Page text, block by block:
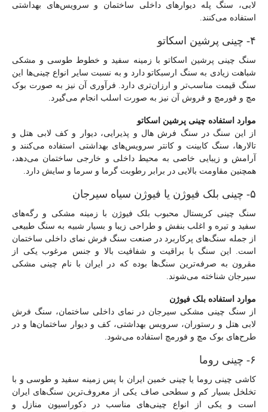
لابی، سنگ پله دیوارهای داخلی ساختمان و سرویس‌های بهداشتی
استفاده می‌کنند.
۴- چینی پرشین اسکاتو
سنگ چینی پرشین اسکاتو با زمینه سفید و خطوط طوسی و مشکی
شباهت زیادی به سنگ ارسبکاتو دارد و به نسبت سایر انواع چینی‌ها این
سنگ قیمت مناسب‌تر و ارزان‌تری دارد. فرآوری آن نیز به صورت بوک
مچ و فورمچ و فروش آن نیز به صورت اسلب انجام می‌گیرد.
موارد استفاده چینی پرشین اسکاتو
از این سنگ در سنگ فرش هال و پذیرایی، دیوار و کف لابی هتل و
تالارها، سنگ کابینت و کانتر سرویس‌های بهداشتی استفاده می‌کنند و
آرامش و زیبایی خاصی به محیط داخلی و خارجی ساختمان می‌دهد،
همچنین مقاومت بالایی در برابر رطوبت گرما و سرما و سایش دارد.
۵- چینی بلک فیوژن یا فیوژن سیاه سیرجان
سنگ چینی کریستال محبوب بلک فیوژن با زمینه مشکی و رگه‌های
سفید و تیره و اغلب بنفش و طراحی زیبا و بسیار شبیه به سنگ طبیعی
از جمله سنگ‌های پرکاربرد در صنعت سنگ فرش نمای داخلی ساختمان
است. این سنگ با براقیت و شفافیت بالا و جنس مرغوب یکی از
مقرون به صرفه‌ترین سنگ‌ها بوده که در ایران با نام چینی مشکی
سیرجان شناخته می‌شوند.
موارد استفاده بلک فیوژن
از سنگ چینی مشکی سیرجان در نمای داخلی ساختمان، سنگ فرش
لابی هتل و رستوران، سرویس بهداشتی، کف و دیوار ساختمان‌ها و در
طرح‌های بوک مچ و فورمچ استفاده می‌شود.
۶- چینی روما
کاشی چینی روما یا چینی خمین ایران با پس زمینه سفید و طوسی و با
تخلخل بسیار کم و سطحی صاف یکی از معروف‌ترین سنگ‌های ایران
است و یکی از انواع چینی‌های مناسب در دکوراسیون منازل و